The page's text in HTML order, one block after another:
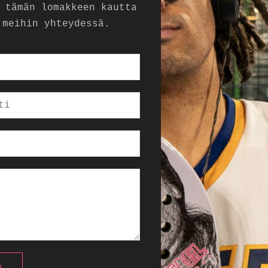
lomakkeen kautta
yhteydessä.